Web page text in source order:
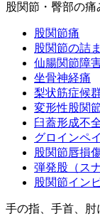
股関節・臀部の痛
股関節痛
股関節の詰
仙腸関節障
坐骨神経痛
梨状筋症候
変形性股関
臼蓋形成不
グロインペ
股関節唇損
弾発股（ス
股関節イン
手の指、手首、肘